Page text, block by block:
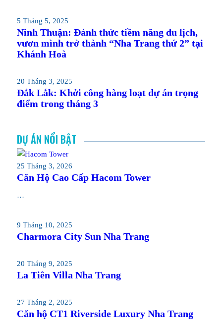
5 Tháng 5, 2025
Ninh Thuận: Đánh thức tiềm năng du lịch,
vươn mình trở thành “Nha Trang thứ 2” tại
Khánh Hoà
20 Tháng 3, 2025
Đắk Lắk: Khởi công hàng loạt dự án trọng
điểm trong tháng 3
DỰ ÁN NỔI BẬT
25 Tháng 3, 2026
Căn Hộ Cao Cấp Hacom Tower
…
9 Tháng 10, 2025
Charmora City Sun Nha Trang
20 Tháng 9, 2025
La Tiên Villa Nha Trang
27 Tháng 2, 2025
Căn hộ CT1 Riverside Luxury Nha Trang